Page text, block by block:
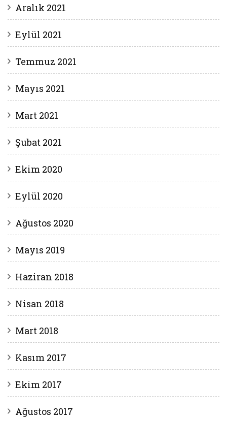
Aralık 2021
Eylül 2021
Temmuz 2021
Mayıs 2021
Mart 2021
Şubat 2021
Ekim 2020
Eylül 2020
Ağustos 2020
Mayıs 2019
Haziran 2018
Nisan 2018
Mart 2018
Kasım 2017
Ekim 2017
Ağustos 2017